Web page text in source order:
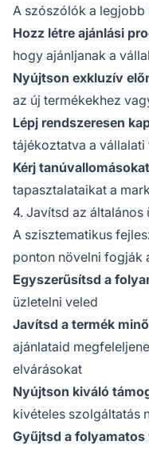
A szószólók a
Hozz létre ajánlási
hogy ajánljanak a
Nyújtson exkluzív
az új termékekhez
Lépj rendszeresen
tájékoztatva a
Kérj tanúvallomásokat
tapasztalataikat a
4. Javítsd az
A szisztematikus
ponton növelni fogják
Egyszerűsítsd a
üzletelni veled
Javítsd a termék
ajánlataid
elvárásokat
Nyújtson kiváló
kivételes szolgáltatás
Gyűjtsd a folyamatos